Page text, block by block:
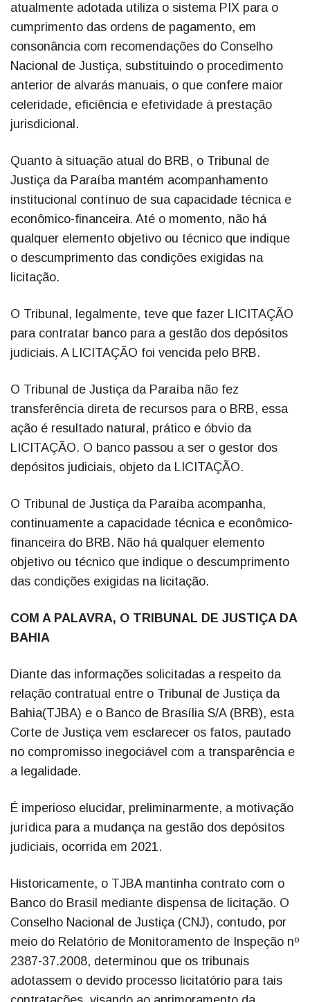
atualmente adotada utiliza o sistema PIX para o
cumprimento das ordens de pagamento, em
consonância com recomendações do Conselho
Nacional de Justiça, substituindo o procedimento
anterior de alvarás manuais, o que confere maior
celeridade, eficiência e efetividade à prestação
jurisdicional.
Quanto à situação atual do BRB, o Tribunal de
Justiça da Paraíba mantém acompanhamento
institucional contínuo de sua capacidade técnica e
econômico-financeira. Até o momento, não há
qualquer elemento objetivo ou técnico que indique
o descumprimento das condições exigidas na
licitação.
O Tribunal, legalmente, teve que fazer LICITAÇÃO
para contratar banco para a gestão dos depósitos
judiciais. A LICITAÇÃO foi vencida pelo BRB.
O Tribunal de Justiça da Paraíba não fez
transferência direta de recursos para o BRB, essa
ação é resultado natural, prático e óbvio da
LICITAÇÃO. O banco passou a ser o gestor dos
depósitos judiciais, objeto da LICITAÇÃO.
O Tribunal de Justiça da Paraíba acompanha,
continuamente a capacidade técnica e econômico-
financeira do BRB. Não há qualquer elemento
objetivo ou técnico que indique o descumprimento
das condições exigidas na licitação.
COM A PALAVRA, O TRIBUNAL DE JUSTIÇA DA
BAHIA
Diante das informações solicitadas a respeito da
relação contratual entre o Tribunal de Justiça da
Bahia(TJBA) e o Banco de Brasília S/A (BRB), esta
Corte de Justiça vem esclarecer os fatos, pautado
no compromisso inegociável com a transparência e
a legalidade.
É imperioso elucidar, preliminarmente, a motivação
jurídica para a mudança na gestão dos depósitos
judiciais, ocorrida em 2021.
Historicamente, o TJBA mantinha contrato com o
Banco do Brasil mediante dispensa de licitação. O
Conselho Nacional de Justiça (CNJ), contudo, por
meio do Relatório de Monitoramento de Inspeção nº
2387-37.2008, determinou que os tribunais
adotassem o devido processo licitatório para tais